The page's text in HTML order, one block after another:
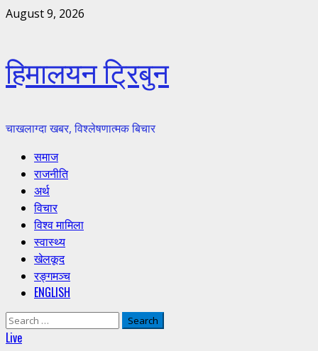
Skip
August 9, 2026
हिमालयन ट्रिबुन
चाखलाग्दा खबर, विश्लेषणात्मक बिचार
Primary
Menu
समाज
राजनीति
अर्थ
विचार
विश्व मामिला
स्वास्थ्य
खेलकूद
रङ्गमञ्च
ENGLISH
Search
for:
Live